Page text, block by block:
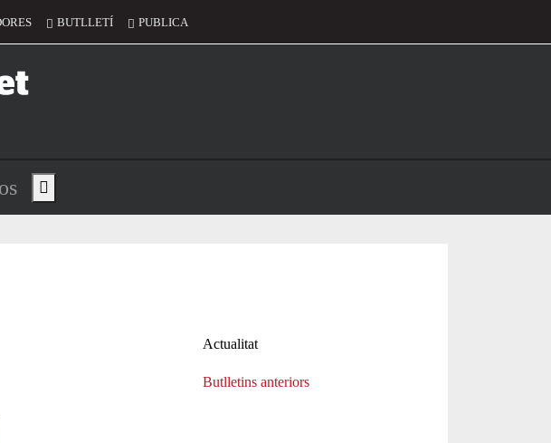
BUTLLETÍ PUBLICA
de l'encapçalament
Show main menu
Actualitat
Butlletins anteriors